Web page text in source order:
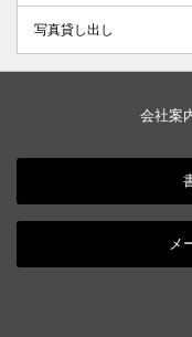
写真貸し出し
会社案
メ